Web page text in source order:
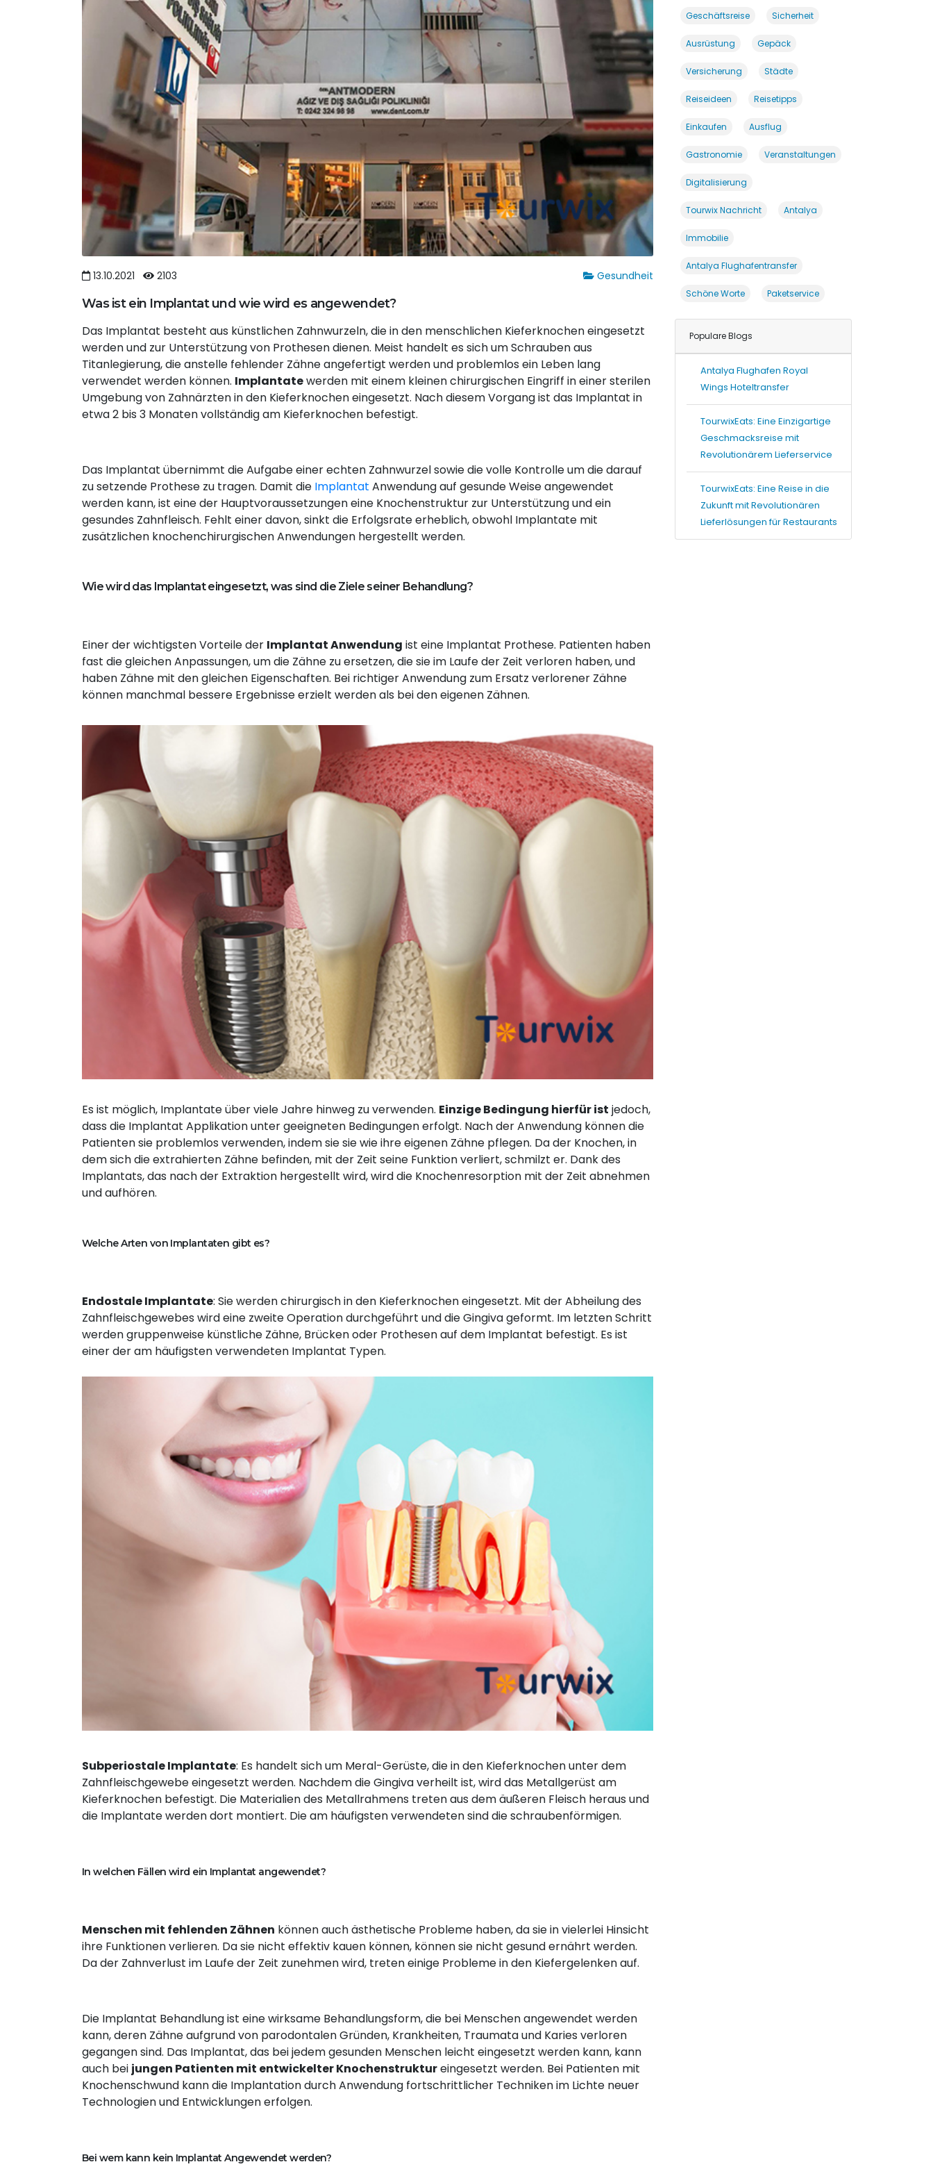
Gesundheit
13.10.2021 2103
Was ist ein Implantat und wie wird es angewendet?
Das Implantat besteht aus künstlichen Zahnwurzeln, die in den menschlichen Kieferknochen eingesetzt
werden und zur Unterstützung von Prothesen dienen. Meist handelt es sich um Schrauben aus
Titanlegierung, die anstelle fehlender Zähne angefertigt werden und problemlos ein Leben lang
verwendet werden können. Implantatewerden mit einem kleinen chirurgischen Eingriff in einer sterilen
Umgebung von Zahnärzten in den Kieferknochen eingesetzt. Nach diesem Vorgang ist das Implantat in
etwa 2 bis 3 Monaten vollständig am Kieferknochen befestigt.
Das Implantat übernimmt die Aufgabe einer echten Zahnwurzel sowie die volle Kontrolle um die darauf
zu setzende Prothese zu tragen. Damit die Implantat Anwendung auf gesunde Weise angewendet
werden kann, ist eine der Hauptvoraussetzungen eine Knochenstruktur zur Unterstützung und ein
gesundes Zahnfleisch. Fehlt einer davon, sinkt die Erfolgsrate erheblich, obwohl Implantate mit
zusätzlichen knochenchirurgischen Anwendungen hergestellt werden.
Wie wird das Implantat eingesetzt, was sind die Ziele seiner Behandlung?
Einer der wichtigsten Vorteile der Implantat Anwendung ist eine Implantat Prothese. Patienten haben
fast die gleichen Anpassungen, um die Zähne zu ersetzen, die sie im Laufe der Zeit verloren haben, und
haben Zähne mit den gleichen Eigenschaften. Bei richtiger Anwendung zum Ersatz verlorener Zähne
können manchmal bessere Ergebnisse erzielt werden als bei den eigenen Zähnen.
Es ist möglich, Implantate über viele Jahre hinweg zu verwenden. Einzige Bedingung hierfür ist jedoch,
dass die Implantat Applikation unter geeigneten Bedingungen erfolgt. Nach der Anwendung können die
Patienten sie problemlos verwenden, indem sie sie wie ihre eigenen Zähne pflegen. Da der Knochen, in
dem sich die extrahierten Zähne befinden, mit der Zeit seine Funktion verliert, schmilzt er. Dank des
Implantats, das nach der Extraktion hergestellt wird, wird die Knochenresorption mit der Zeit abnehmen
und aufhören.
Welche Arten von Implantaten gibt es?
Endostale Implantate: Sie werden chirurgisch in den Kieferknochen eingesetzt. Mit der Abheilung des
Zahnfleischgewebes wird eine zweite Operation durchgeführt und die Gingiva geformt. Im letzten Schritt
werden gruppenweise künstliche Zähne, Brücken oder Prothesen auf dem Implantat befestigt. Es ist
einer der am häufigsten verwendeten Implantat Typen.
Subperiostale Implantate: Es handelt sich um Meral-Gerüste, die in den Kieferknochen unter dem
Zahnfleischgewebe eingesetzt werden. Nachdem die Gingiva verheilt ist, wird das Metallgerüst am
Kieferknochen befestigt. Die Materialien des Metallrahmens treten aus dem äußeren Fleisch heraus und
die Implantate werden dort montiert. Die am häufigsten verwendeten sind die schraubenförmigen.
In welchen Fällen wird ein Implantat angewendet?
Menschen mit fehlenden Zähnen können auch ästhetische Probleme haben, da sie in vielerlei Hinsicht
ihre Funktionen verlieren. Da sie nicht effektiv kauen können, können sie nicht gesund ernährt werden.
Da der Zahnverlust im Laufe der Zeit zunehmen wird, treten einige Probleme in den Kiefergelenken auf.
Die Implantat Behandlung ist eine wirksame Behandlungsform, die bei Menschen angewendet werden
kann, deren Zähne aufgrund von parodontalen Gründen, Krankheiten, Traumata und Karies verloren
gegangen sind. Das Implantat, das bei jedem gesunden Menschen leicht eingesetzt werden kann, kann
auch bei jungen Patienten mit entwickelter Knochenstruktureingesetzt werden. Bei Patienten mit
Knochenschwund kann die Implantation durch Anwendung fortschrittlicher Techniken im Lichte neuer
Technologien und Entwicklungen erfolgen.
Bei wem kann kein Implantat Angewendet werden?
Geschäftsreise Sicherheit
Ausrüstung Gepäck
Versicherung Städte
Reiseideen Reisetipps
Einkaufen Ausflug
Gastronomie Veranstaltungen
Digitalisierung
Tourwix Nachricht Antalya
Immobilie
Antalya Flughafentransfer
Schöne Worte Paketservice
Populare Blogs
Antalya Flughafen Royal
Wings Hoteltransfer
TourwixEats: Eine Einzigartige
Geschmacksreise mit
Revolutionärem Lieferservice
TourwixEats: Eine Reise in die
Zukunft mit Revolutionären
Lieferlösungen für Restaurants